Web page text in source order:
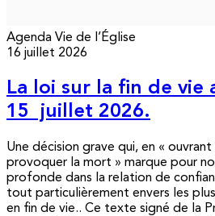
Agenda Vie de l’Église
16 juillet 2026
La loi sur la fin de vie
15 juillet 2026.
Une décision grave qui, en «
provoquer la mort » marque pour
profonde dans la relation de
tout particulièrement envers les
en fin de vie.. Ce texte signé de la